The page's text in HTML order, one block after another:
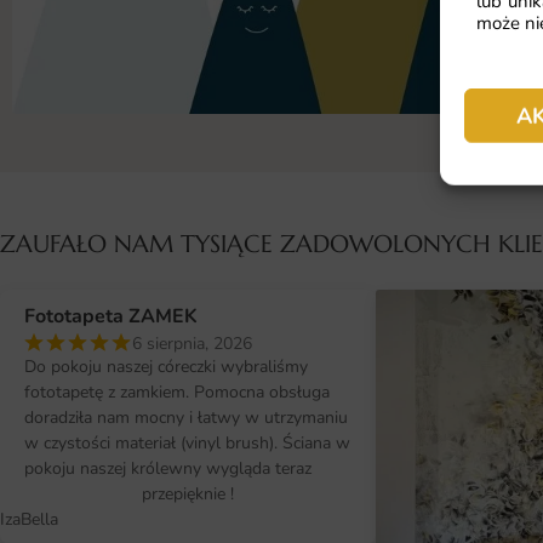
może
ZAUFAŁO NAM TYSIĄCE ZADOWOLONYCH
Fototapeta ZAMEK
6 sierpnia, 2026
Do pokoju naszej córeczki wybraliśmy
fototapetę z zamkiem. Pomocna obsługa
doradziła nam mocny i łatwy w utrzymaniu
w czystości materiał (vinyl brush). Ściana w
pokoju naszej królewny wygląda teraz
przepięknie !
IzaBella